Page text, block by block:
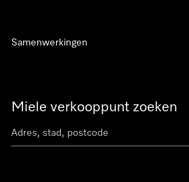
Miele verkooppunt zoeken
Samenwerkingen